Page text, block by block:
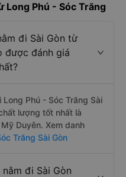
Long Phú - Sóc Trăng
đi Sài Gòn từ
được đánh giá
Phú - Sóc Trăng Sài
lượng tốt nhất là
Duyên. Xem danh
Trăng Sài Gòn
đi Sài Gòn